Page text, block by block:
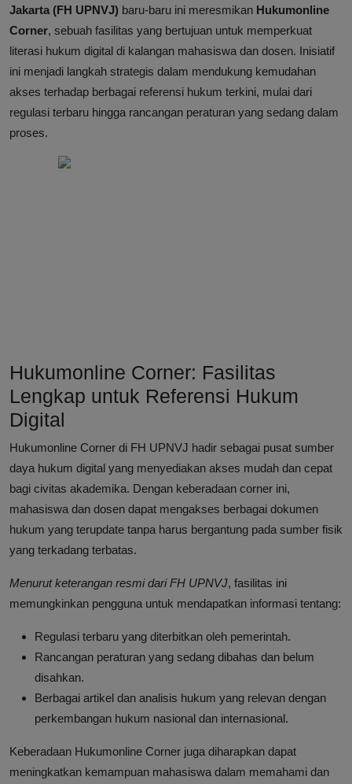
Jakarta (FH UPNVJ) baru-baru ini meresmikan Hukumonline
Corner, sebuah fasilitas yang bertujuan untuk memperkuat
literasi hukum digital di kalangan mahasiswa dan dosen. Inisiatif
ini menjadi langkah strategis dalam mendukung kemudahan
akses terhadap berbagai referensi hukum terkini, mulai dari
regulasi terbaru hingga rancangan peraturan yang sedang dalam
proses.
Hukumonline Corner: Fasilitas
Lengkap untuk Referensi Hukum
Digital
Hukumonline Corner di FH UPNVJ hadir sebagai pusat sumber
daya hukum digital yang menyediakan akses mudah dan cepat
bagi civitas akademika. Dengan keberadaan corner ini,
mahasiswa dan dosen dapat mengakses berbagai dokumen
hukum yang terupdate tanpa harus bergantung pada sumber fisik
yang terkadang terbatas.
Menurut keterangan resmi dari FH UPNVJ, fasilitas ini
memungkinkan pengguna untuk mendapatkan informasi tentang:
Regulasi terbaru yang diterbitkan oleh pemerintah.
Rancangan peraturan yang sedang dibahas dan belum
disahkan.
Berbagai artikel dan analisis hukum yang relevan dengan
perkembangan hukum nasional dan internasional.
Keberadaan Hukumonline Corner juga diharapkan dapat
meningkatkan kemampuan mahasiswa dalam memahami dan